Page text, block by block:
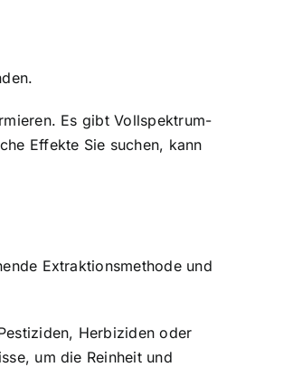
Es gibt Vollspektrum-
Effekte Sie suchen, kann
Extraktionsmethode und
Herbiziden oder
um die Reinheit und